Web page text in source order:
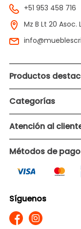
+51 953 458 716
Mz B Lt 20
Productos
Categorías
Atención al
Métodos de pago